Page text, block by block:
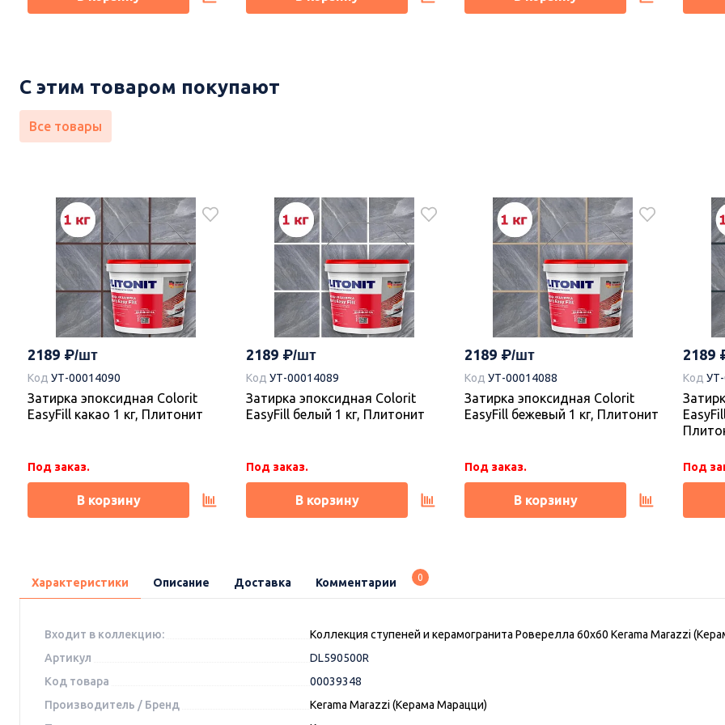
С этим товаром покупают
Все товары
2189
Код УТ-00014090
Затирка эпоксидная Colorit
EasyFill какао 1 кг, Плитонит
Под заказ.
В корзину
2189
Код УТ-00014089
Затирка эпоксидная Colorit
EasyFill белый 1 кг, Плитонит
Под заказ.
В корзину
2189
Код УТ-00014088
Затирка эпоксидная Colorit
EasyFill бежевый 1 кг, Плитонит
Под заказ.
В корзину
2189
Код
Под
Характеристики Описание Доставка Комментарии 0
Входит в коллекцию:
Коллекция ступеней и керамогранита Роверелла 60х60 Kerama Marazzi
Артикул
DL590500R
Код товара
00039348
Производитель / Бренд
Kerama Marazzi (Керама Марацци)